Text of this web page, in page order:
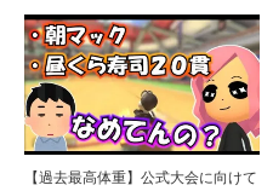
【過去最高体重】公式大会に向けて